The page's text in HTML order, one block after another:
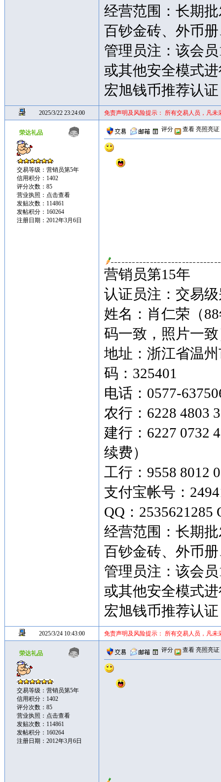
经营范围：长期
百钞金砖、外币
管理员注：该会
或其他安全模式
宏旭钱币推荐认证
2025/3/22 23:24:00 免责声明及风险提示： 所有交易人员，凡
荣达礼品
交易等级：营销员第5年
信用积分：1402
评分次数：85
营业执照： 点击查看
发贴次数：114861
发帖积分：160264
注册日期：2012年3月6日
评分 查看 亮照亮证
营销员第15年
认证员注：交易
姓名：肖仁荣（
码一致，照片一
地址：浙江省温
码：325401
电话：0577-
农行：6228 4803
建行：6227
续费）
工行：9558 8012
支付宝帐号：
QQ：2535621285
经营范围：长期
百钞金砖、外币
管理员注：该会
或其他安全模式
宏旭钱币推荐认证
2025/3/24 10:43:00 免责声明及风险提示： 所有交易人员，凡
荣达礼品
交易等级：营销员第5年
信用积分：1402
评分次数：85
营业执照： 点击查看
发贴次数：114861
发帖积分：160264
注册日期：2012年3月6日
评分 查看 亮照亮证